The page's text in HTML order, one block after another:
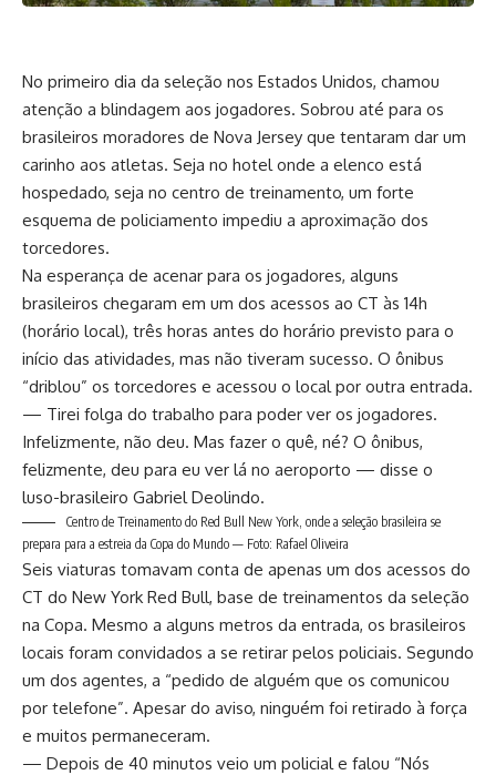
No primeiro dia da seleção nos Estados Unidos, chamou
atenção a blindagem aos jogadores. Sobrou até para os
brasileiros moradores de Nova Jersey que tentaram dar um
carinho aos atletas. Seja no hotel onde a elenco está
hospedado, seja no centro de treinamento, um forte
esquema de policiamento impediu a aproximação dos
torcedores.
Na esperança de acenar para os jogadores, alguns
brasileiros chegaram em um dos acessos ao CT às 14h
(horário local), três horas antes do horário previsto para o
início das atividades, mas não tiveram sucesso. O ônibus
“driblou” os torcedores e acessou o local por outra entrada.
— Tirei folga do trabalho para poder ver os jogadores.
Infelizmente, não deu. Mas fazer o quê, né? O ônibus,
felizmente, deu para eu ver lá no aeroporto — disse o
luso-brasileiro Gabriel Deolindo.
Centro de Treinamento do Red Bull New York, onde a seleção brasileira se
prepara para a estreia da Copa do Mundo — Foto: Rafael Oliveira
Seis viaturas tomavam conta de apenas um dos acessos do
CT do New York Red Bull, base de treinamentos da seleção
na Copa. Mesmo a alguns metros da entrada, os brasileiros
locais foram convidados a se retirar pelos policiais. Segundo
um dos agentes, a “pedido de alguém que os comunicou
por telefone”. Apesar do aviso, ninguém foi retirado à força
e muitos permaneceram.
— Depois de 40 minutos veio um policial e falou “Nós